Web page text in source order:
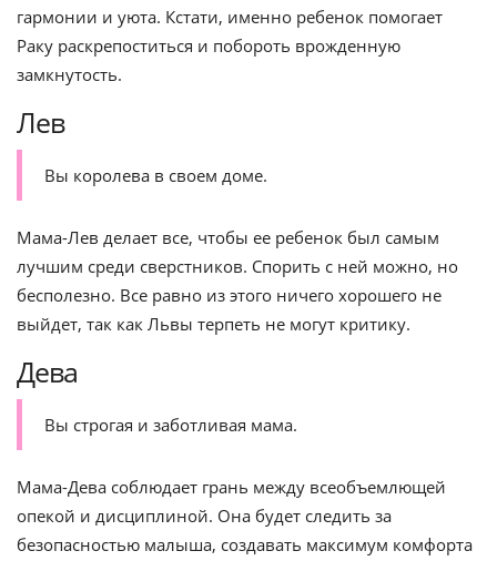
гармонии и уюта. Кстати, именно ребенок помогает
Раку раскрепоститься и побороть врожденную
замкнутость.
Лев
Вы королева в своем доме.
Мама-Лев делает все, чтобы ее ребенок был самым
лучшим среди сверстников. Спорить с ней можно, но
бесполезно. Все равно из этого ничего хорошего не
выйдет, так как Львы терпеть не могут критику.
Дева
Вы строгая и заботливая мама.
Мама-Дева соблюдает грань между всеобъемлющей
опекой и дисциплиной. Она будет следить за
безопасностью малыша, создавать максимум комфорта